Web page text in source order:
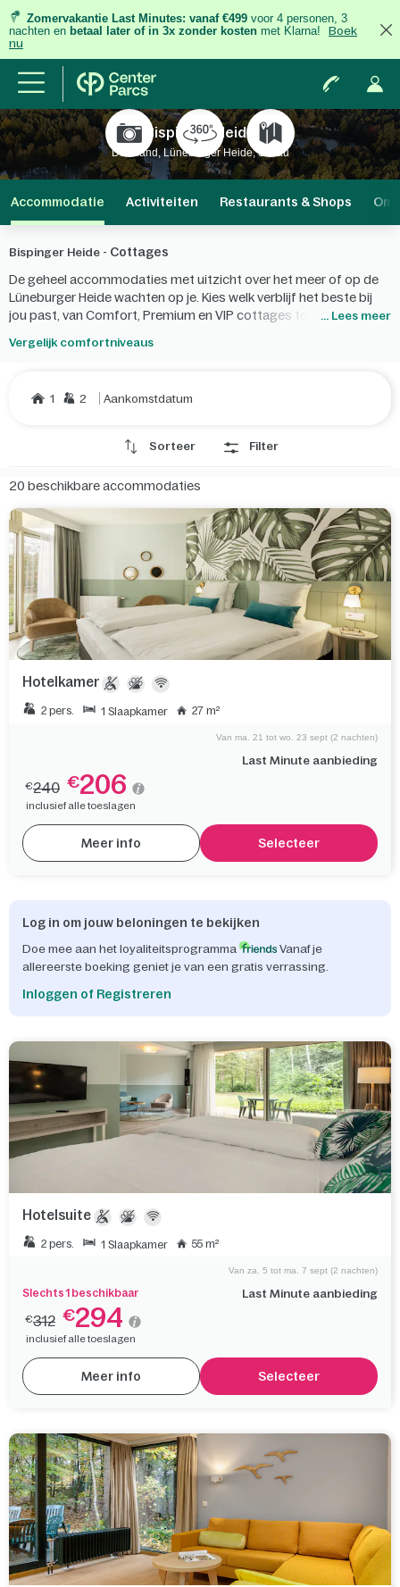
Zomervakantie Last Minutes: vanaf €499 voor 4 personen, 3
nachten en betaal later of in 3x zonder kosten met Klarna!
Boek
nu
Bispinger Heide
Duitsland, Lüneburger Heide, Soltau
Accommodatie Activiteiten Restaurants & Shops
Bispinger Heide - Cottages
De geheel accommodaties met uitzicht over het meer of op de
Lüneburger Heide wachten op je. Kies welk verblijf het beste bij
jou past, van Comfort, Premium en VIP cottages tot
een boomhut of een woonboot. Of wat dacht je van de 'dieren in
... Lees meer
Vergelijk comfortniveaus
1 2 Aankomstdatum
Sorteer Filter
20 beschikbare accommodaties
Hotelkamer
2 pers. 1 Slaapkamer 27 m²
Last Minute aanbieding
Van ma. 21 tot wo. 23 sept (2 nachten)
€240 €206
inclusief alle toeslagen
Meer info Selecteer
Log in om jouw beloningen te bekijken
Doe mee aan het loyaliteitsprogramma
Vanaf je
allereerste boeking geniet je van een gratis verrassing.
Inloggen of Registreren
Hotelsuite
2 pers. 1 Slaapkamer 55 m²
Slechts 1 beschikbaar Last Minute aanbieding
Van za. 5 tot ma. 7 sept (2 nachten)
€312 €294
inclusief alle toeslagen
Meer info Selecteer